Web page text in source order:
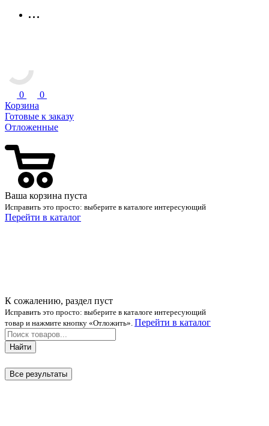
0
0
Корзина
Готовые к заказу
Отложенные
Ваша корзина пуста
Исправить это просто: выберите в каталоге интересующий
Перейти в каталог
К сожалению, раздел пуст
Исправить это просто: выберите в каталоге интересующий
товар и нажмите кнопку «Отложить». Перейти в каталог
Найти
Все результаты